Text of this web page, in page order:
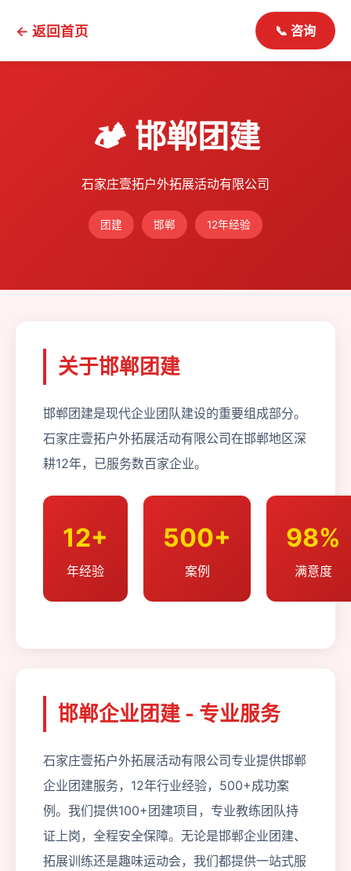
← 返回首页 📞 咨询
🏕️ 邯郸团建
石家庄壹拓户外拓展活动有限公司
团建 邯郸 12年经验
关于邯郸团建
邯郸团建是现代企业团队建设的重要组成部分。
石家庄壹拓户外拓展活动有限公司在邯郸地区深
耕12年，已服务数百家企业。
12+
年经验
500+
案例
98%
满意度
邯郸企业团建 - 专业服务
石家庄壹拓户外拓展活动有限公司专业提供邯郸
企业团建服务，12年行业经验，500+成功案
例。我们提供100+团建项目，专业教练团队持
证上岗，全程安全保障。无论是邯郸企业团建、
拓展训练还是趣味运动会，我们都提供一站式服